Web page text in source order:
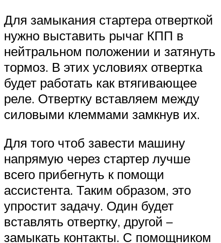
Для замыкания стартера отверткой
нужно выставить рычаг КПП в
нейтральном положении и затянуть
тормоз. В этих условиях отвертка
будет работать как втягивающее
реле. Отвертку вставляем между
силовыми клеммами замкнув их.
Для того чтоб завести машину
напрямую через стартер лучше
всего прибегнуть к помощи
ассистента. Таким образом, это
упростит задачу. Один будет
вставлять отвертку, другой –
замыкать контакты. С помощником